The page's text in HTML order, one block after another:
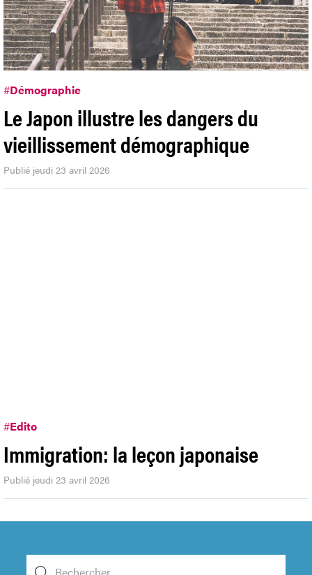
#Démographie
Le Japon illustre les dangers du
vieillissement démographique
Publié jeudi 23 avril 2026
#Edito
Immigration: la leçon japonaise
Publié jeudi 23 avril 2026